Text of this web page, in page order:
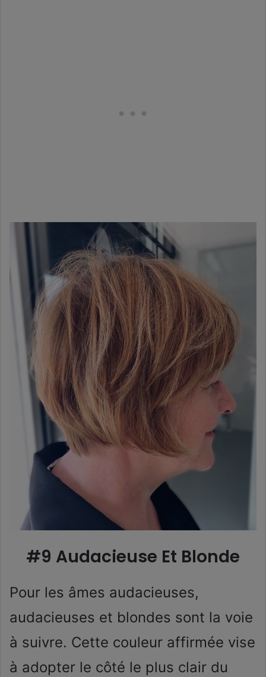
#9 Audacieuse Et Blonde
Pour les âmes audacieuses,
audacieuses et blondes sont la voie
à suivre. Cette couleur affirmée vise
à adopter le côté le plus clair du